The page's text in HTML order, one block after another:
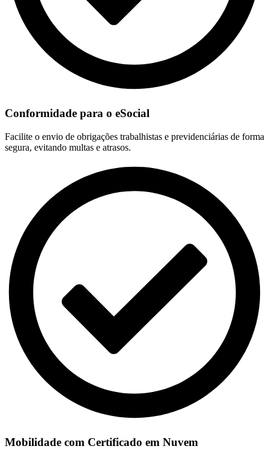
Conformidade para o eSocial
Facilite o envio de obrigações trabalhistas e previdenciárias de forma
segura, evitando multas e atrasos.
Mobilidade com Certificado em Nuvem